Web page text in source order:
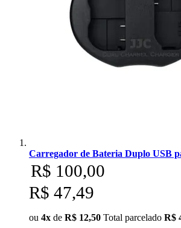
Carregador de Bateria Duplo USB
R$ 100,00
R$ 47,49
ou 4x de R$ 12,50 Total parcelado R$